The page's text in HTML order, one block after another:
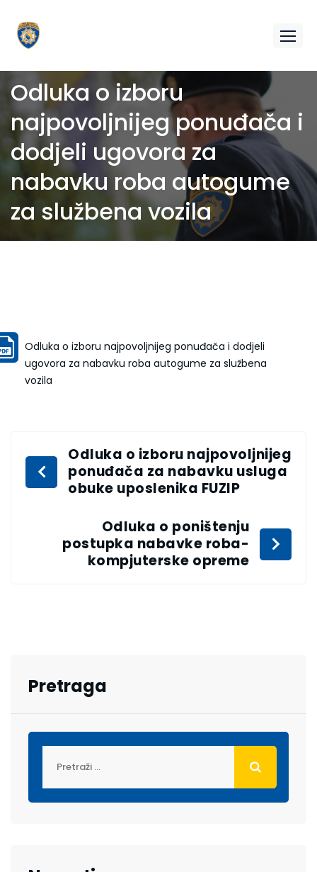
Odluka o izboru
najpovoljnijeg ponuđača i
dodjeli ugovora za
nabavku roba autogume
za službena vozila
Odluka o izboru najpovoljnijeg ponuđača i dodjeli
ugovora za nabavku roba autogume za službena
vozila
Odluka o izboru najpovoljnijeg
ponuđača za nabavku usluga
obuke uposlenika FUZIP
Odluka o poništenju
postupka nabavke roba-
kompjuterske opreme
Pretraga